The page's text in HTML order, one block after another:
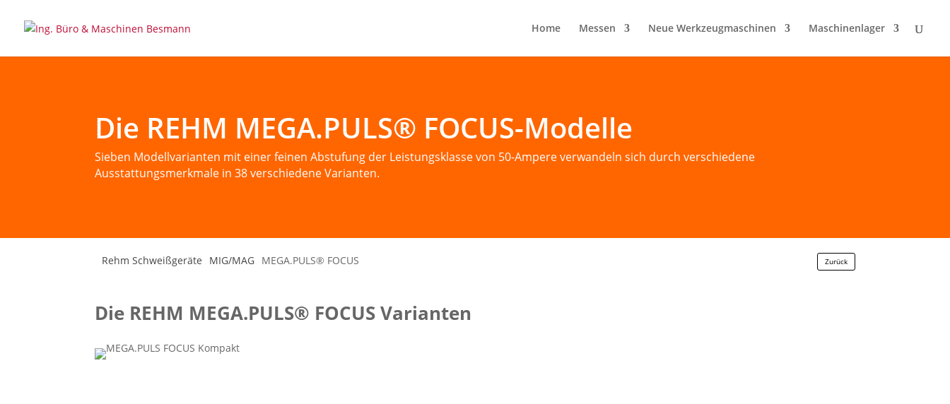
Home Messen Neue Werkzeugmaschinen Maschinenlager
Die REHM MEGA.PULS® FOCUS-Modelle
Sieben Modellvarianten mit einer feinen Abstufung der Leistungsklasse von 50-Ampere verwandeln sich durch verschiedene
Ausstattungsmerkmale in 38 verschiedene Varianten.
Rehm Schweißgeräte MIG/MAG MEGA.PULS® FOCUS Zurück
Die REHM MEGA.PULS® FOCUS Varianten